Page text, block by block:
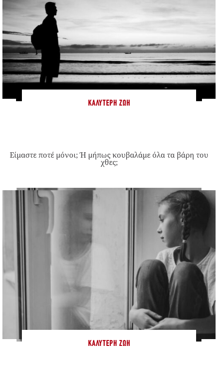
ΚΑΛΎΤΕΡΗ ΖΩΉ
Είμαστε ποτέ μόνοι; Ή μήπως κουβαλάμε όλα τα βάρη του
χθες;
ΚΑΛΎΤΕΡΗ ΖΩΉ